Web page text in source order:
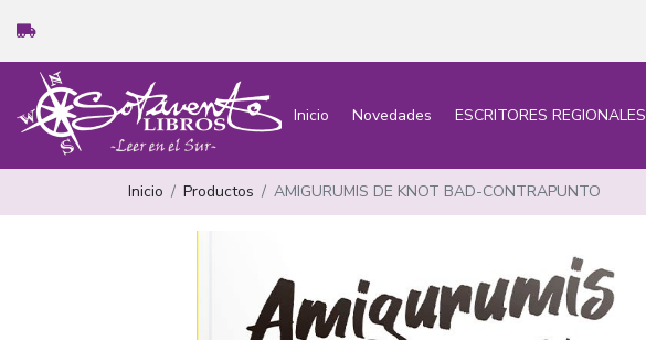
Inicio Novedades ESCRITORES REGIONALES
Inicio Productos AMIGURUMIS DE KNOT BAD-CONTRAPUNTO